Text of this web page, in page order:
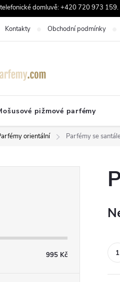
domluvě: +420 720 973
Kontakty Obchodní podmínky
pižmové parfémy
orientální Parfémy se
995 Kč